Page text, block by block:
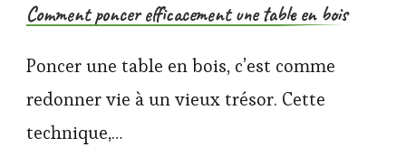
Comment poncer efficacement une table en bois
Poncer une table en bois, c’est comme
redonner vie à un vieux trésor. Cette
technique,…